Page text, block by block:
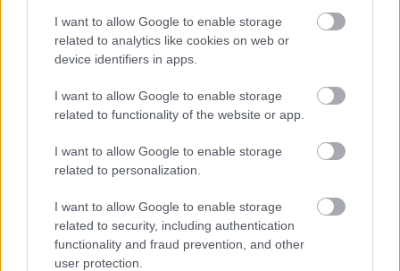
I want to allow Google to enable storage
related to analytics like cookies on web or
device identifiers in apps.
I want to allow Google to enable storage
related to functionality of the website or app.
I want to allow Google to enable storage
related to personalization.
I want to allow Google to enable storage
related to security, including authentication
functionality and fraud prevention, and other
user protection.
Egy trónbitorló aranyai
Karikásostor•2009. augusztus 22.
Két elképesztően ritka római kori aranypénzt
vásárolt meg a közelmúltban a British Museum és a
közép-angliai Derby Museum. Carausius
ellencsászár (Kr. u. 286 - 293) két aranypénze két
évvel ezelött került elő Nottinghamshire és
Derbyshire környékén, ellentmondásos…
Rómából Indiába 1.